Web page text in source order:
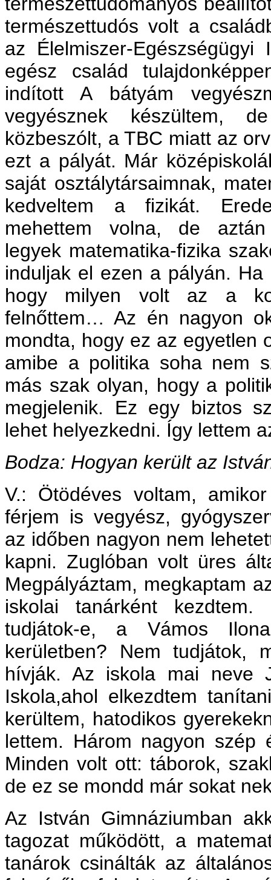
természettudós volt a
az Élelmiszer-
egész család
indított A bátyám
vegyésznek készültem,
közbeszólt, a TBC miatt az
ezt a pályát. Már
saját osztálytársaimnak,
kedveltem a fizikát.
mehettem volna, de
legyek matematika-fizika
induljak el ezen a pályán. Ha
hogy milyen volt az a
felnőttem… Az én nagyon
mondta, hogy ez az egyetlen
amibe a politika soha nem
más szak olyan, hogy a
megjelenik. Ez egy biztos
lehet helyezkedni. Így lettem
Bodza: Hogyan került az
V.: Ötödéves voltam,
férjem is vegyész,
az időben nagyon nem
kapni. Zuglóban volt üres
Megpályáztam, megkaptam
iskolai tanárként
tudjátok-e, a Vámos
kerületben? Nem tudjátok,
hívják. Az iskola mai neve
Iskola,ahol elkezdtem
kerültem, hatodikos
lettem. Három nagyon szép
Minden volt ott: táborok,
de ez se mondd már sokat
Az István Gimnáziumban
tagozat működött, a
tanárok csinálták az